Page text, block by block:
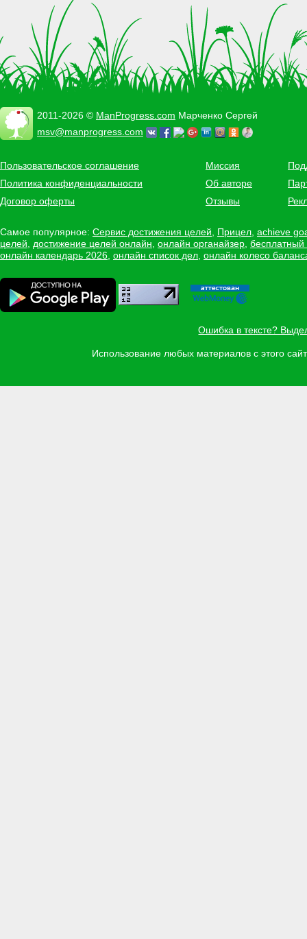
2011-2026 © ManProgress.com Марченко Сергей
msv@manprogress.com
Пользовательское соглашение
Политика конфиденциальности
Договор оферты
Миссия
Об авторе
Отзывы
Самое популярное: Сервис достижения целей Прицел achieve
целей
достижение целей онлайн онлайн органайзер
онлайн календарь 2026 онлайн список дел онлайн колесо
Ошибка в тексте?
Использование любых материалов с этого
Задать вопрос